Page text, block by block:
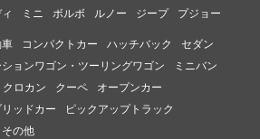
ミニ ボルボ ルノー ジープ プジョー
コンパクトカー ハッチバック
セダン
ョンワゴン・ツーリングワゴン
ミニバン
クロカン
クーペ
オープンカー
ッドカー
ピックアップトラック
の他